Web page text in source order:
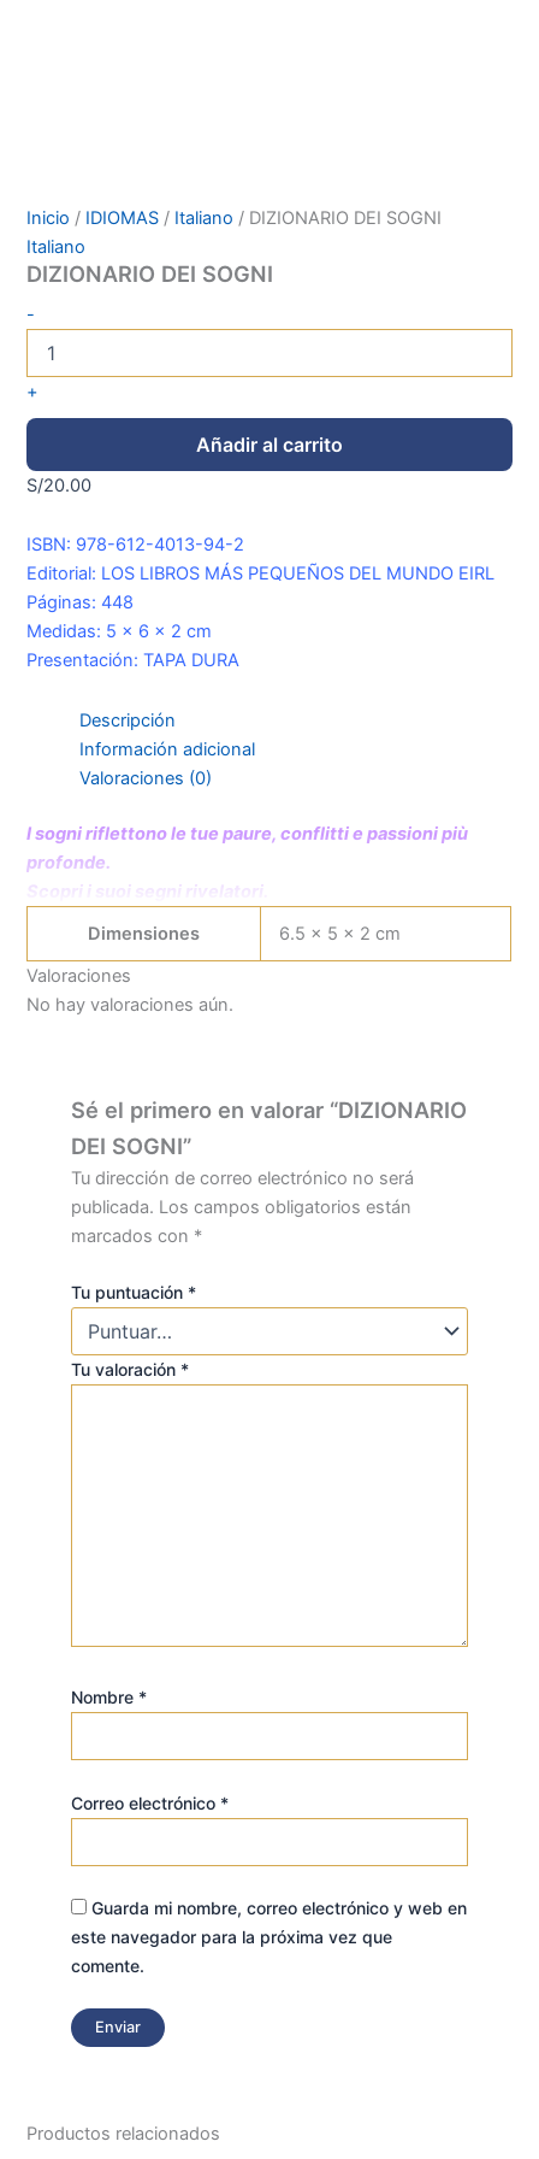
Inicio / IDIOMAS / Italiano / DIZIONARIO DEI SOGNI
Italiano
DIZIONARIO DEI SOGNI
-
+
Añadir al carrito
S/20.00
ISBN: 978-612-4013-94-2
Editorial: LOS LIBROS MÁS PEQUEÑOS DEL MUNDO EIRL
Páginas: 448
Medidas: 5 x 6 x 2 cm
Presentación: TAPA DURA
Descripción
Información adicional
Valoraciones (0)
I sogni riflettono le tue paure, conflitti e passioni più
profonde.
Scopri i suoi segni rivelatori.
Dimensiones
6.5 × 5 × 2 cm
Valoraciones
No hay valoraciones aún.
Sé el primero en valorar “DIZIONARIO
DEI SOGNI”
Tu dirección de correo electrónico no será
publicada. Los campos obligatorios están
marcados con *
Tu puntuación *
Tu valoración *
Nombre *
Correo electrónico *
Guarda mi nombre, correo electrónico y web en
este navegador para la próxima vez que
comente.
Productos relacionados